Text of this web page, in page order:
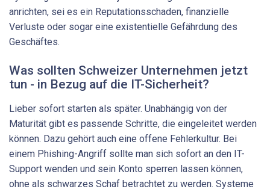
anrichten, sei es ein Reputationsschaden, finanzielle
Verluste oder sogar eine existentielle Gefährdung des
Geschäftes.
Was sollten Schweizer Unternehmen jetzt
tun - in Bezug auf die IT-Sicherheit?
Lieber sofort starten als später. Unabhängig von der
Maturität gibt es passende Schritte, die eingeleitet werden
können. Dazu gehört auch eine offene Fehlerkultur. Bei
einem Phishing-Angriff sollte man sich sofort an den IT-
Support wenden und sein Konto sperren lassen können,
ohne als schwarzes Schaf betrachtet zu werden. Systeme